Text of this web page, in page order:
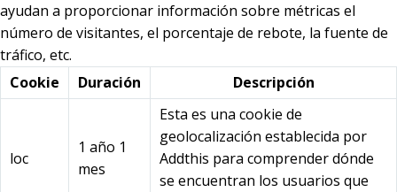
ayudan a proporcionar información sobre métricas el
número de visitantes, el porcentaje de rebote, la fuente de
tráfico, etc.
Cookie
Duración Descripción
loc
1 año 1
mes
Esta es una cookie de
geolocalización establecida por
Addthis para comprender dónde
se encuentran los usuarios que